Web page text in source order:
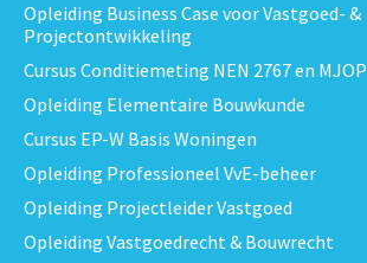
Opleiding Business Case voor Vastgoed- &
Projectontwikkeling
Cursus Conditiemeting NEN 2767 en MJOP
Opleiding Elementaire Bouwkunde
Cursus EP-W Basis Woningen
Opleiding Professioneel VvE-beheer
Opleiding Projectleider Vastgoed
Opleiding Vastgoedrecht & Bouwrecht